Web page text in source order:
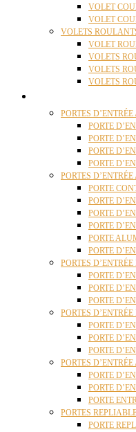
VOLET
VOLET
VOLETS
VOLET
VOLETS
VOLETS
VOLETS
PORTES
PORTE
PORTE
PORTE
PORTE
PORTES
PORTE
PORTE
PORTE
PORTE
PORTE
PORTE
PORTES D’ENTRÉE
PORTE
PORTE
PORTE
PORTES D’ENTRÉE
PORTE
PORTE
PORTE
PORTES
PORTE
PORTE
PORTE
PORTES
PORTE